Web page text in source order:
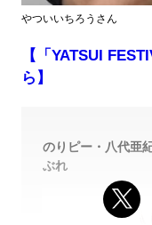
やついいちろうさん
【「YATSUI
ら】
のりピー・八代亜
ぶれ